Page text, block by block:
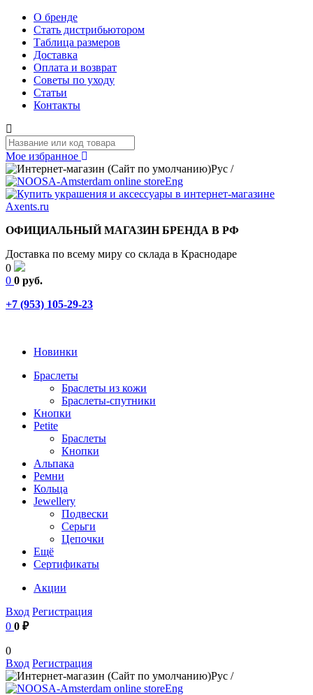
О бренде
Стать дистрибьютором
Таблица размеров
Доставка
Оплата и возврат
Советы по уходу
Статьи
Контакты
Мое избранное
Рус /
Eng
ОФИЦИАЛЬНЫЙ МАГАЗИН БРЕНДА В РФ
Доставка по всему миру со склада в Краснодаре
0
0 0 руб.
+7 (953) 105-29-23
Новинки
Браслеты
Браслеты из кожи
Браслеты-спутники
Кнопки
Petite
Браслеты
Кнопки
Альпака
Ремни
Кольца
Jewellery
Подвески
Серьги
Цепочки
Ещё
Сертификаты
Акции
Вход Регистрация
0 0 ₽
0
Вход Регистрация
Рус /
Eng